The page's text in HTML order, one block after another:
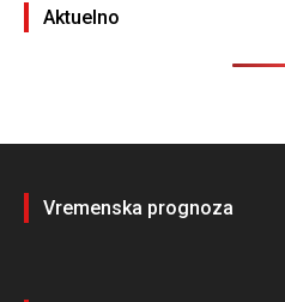
Aktuelno
Vremenska prognoza